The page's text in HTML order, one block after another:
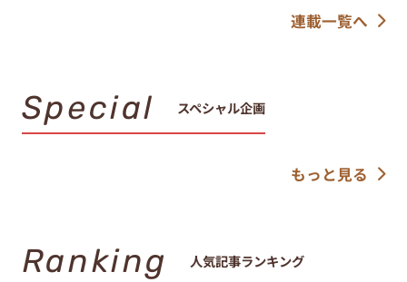
連載一覧へ
Special スペシャル企画
もっと見る
Ranking 人気記事ランキング